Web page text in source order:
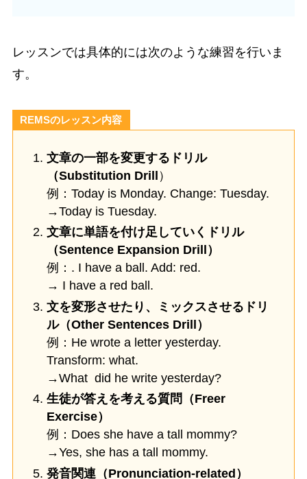
レッスンでは具体的には次のような練習を行いま
す。
REMSのレッスン内容
文章の一部を変更するドリル
（Substitution Drill ）
例：Today is Monday. Change: Tuesday.
→Today is Tuesday.
文章に単語を付け足していくドリル
（Sentence Expansion Drill）
例：. I have a ball. Add: red.
→ I have a red ball.
文を変形させたり、ミックスさせるドリ
ル（Other Sentences Drill）
例：He wrote a letter yesterday.
Transform: what.
→What did he write yesterday?
生徒が答えを考える質問（Freer
Exercise）
例：Does she have a tall mommy?
→Yes, she has a tall mommy.
発音関連（Pronunciation-related）